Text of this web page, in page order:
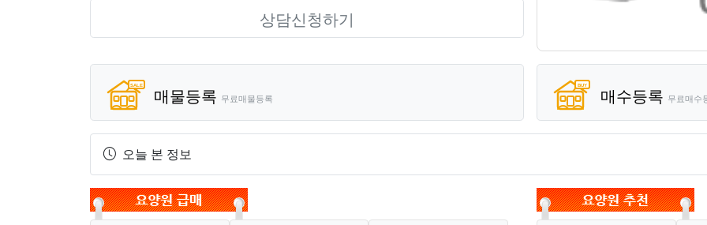
상담신청하기
매물등록 무료매물등록 매수등록 무료매수
오늘 본 정보